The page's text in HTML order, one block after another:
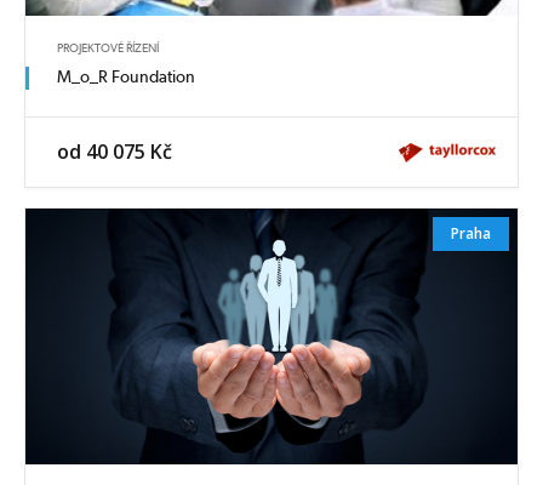
PROJEKTOVÉ ŘÍZENÍ
M_o_R Foundation
od 40 075 Kč
Praha